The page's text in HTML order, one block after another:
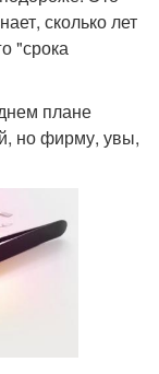
сколько лет
"срока
плане
но фирму, увы,